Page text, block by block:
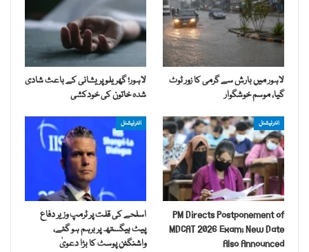
لاہور میں بارش سے گرمی کا زور ٹوٹ
گیا، موسم خوشگوار
لاہور؛ گھریلو پریشانی کے باعث شادی
شدہ خاتون کی خودکشی
انٹرنیشنل
PM Directs Postponement of
MDCAT 2026 Exam; New Date
Also Announced
انٹرنیشنل
اسلحے کی قلت پر ٹرمپ وزیر دفاع
پیٹ ہیگستھ پر برہم ہو گئے،
واشنگٹن پوسٹ کا بڑا دعویٰ